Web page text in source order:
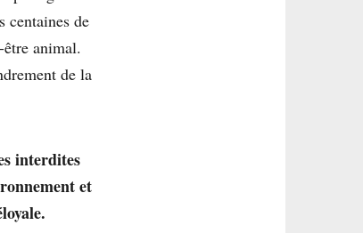
centaines de
animal.
de la
interdites
et